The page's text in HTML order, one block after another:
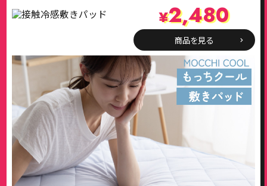
¥2,480
商品を見る